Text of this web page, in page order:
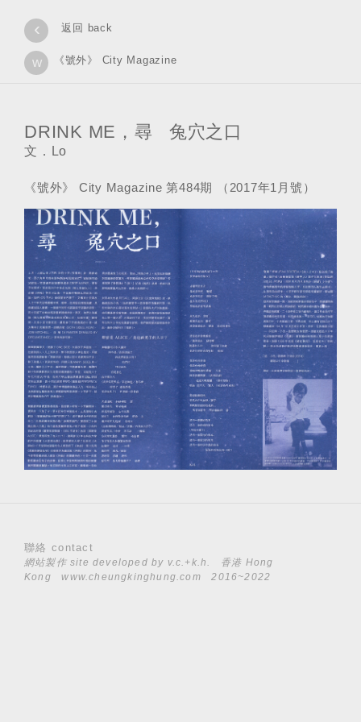
‹ 返回 back
w 《號外》 City Magazine
DRINK ME，尋 兔穴之口
文．Lo
《號外》 City Magazine 第484期 （2017年1月號）
聯絡 contact
網站製作 site developed by v.c.+k.h.
香港 Hong
Kongwww.cheungkinghung.com 2016~2022